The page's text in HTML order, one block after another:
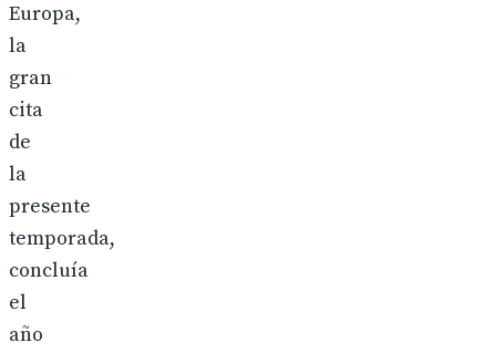
Europa,
la
gran
cita
de
la
presente
temporada,
concluía
el
año